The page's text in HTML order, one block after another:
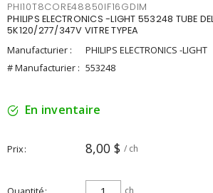
PHI10T8CORE48850IF16GDIM
PHILIPS ELECTRONICS -LIGHT 553248 TUBE
5K120/277/347V VITRE TYPEA
Manufacturier :
PHILIPS ELECTRONICS -LIGHT
# Manufacturier : 553248
En inventaire
Prix 8,00 $ / ch
ch